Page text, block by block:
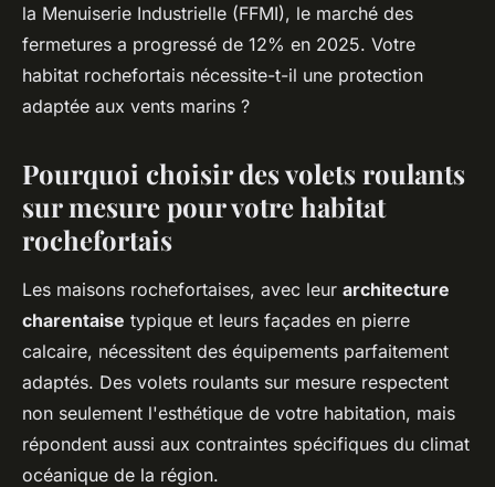
la Menuiserie Industrielle (FFMI), le marché des
fermetures a progressé de 12% en 2025. Votre
habitat rochefortais nécessite-t-il une protection
adaptée aux vents marins ?
Pourquoi choisir des volets roulants
sur mesure pour votre habitat
rochefortais
Les maisons rochefortaises, avec leur architecture
charentaise typique et leurs façades en pierre
calcaire, nécessitent des équipements parfaitement
adaptés. Des volets roulants sur mesure respectent
non seulement l'esthétique de votre habitation, mais
répondent aussi aux contraintes spécifiques du climat
océanique de la région.